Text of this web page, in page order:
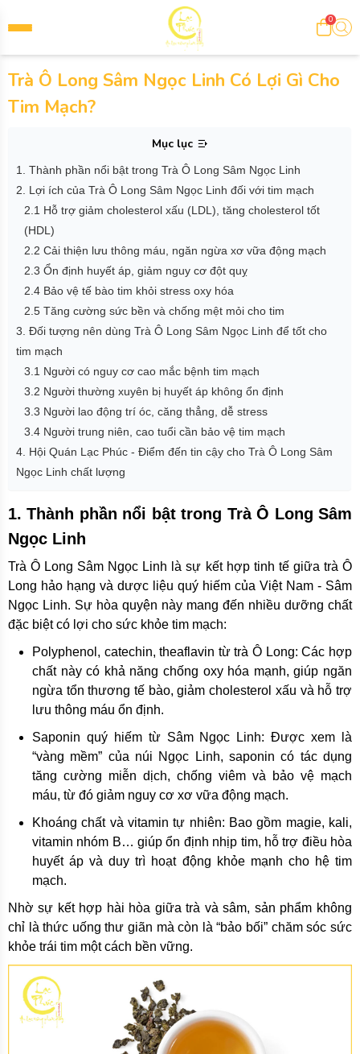
0
Trà Ô Long Sâm Ngọc Linh Có Lợi Gì Cho
Tim Mạch?
Mục lục
1. Thành phần nổi bật trong Trà Ô Long Sâm Ngọc Linh
2. Lợi ích của Trà Ô Long Sâm Ngọc Linh đối với tim mạch
2.1 Hỗ trợ giảm cholesterol xấu (LDL), tăng cholesterol tốt
(HDL)
2.2 Cải thiện lưu thông máu, ngăn ngừa xơ vữa động mạch
2.3 Ổn định huyết áp, giảm nguy cơ đột quỵ
2.4 Bảo vệ tế bào tim khỏi stress oxy hóa
2.5 Tăng cường sức bền và chống mệt mỏi cho tim
3. Đối tượng nên dùng Trà Ô Long Sâm Ngọc Linh để tốt cho
tim mạch
3.1 Người có nguy cơ cao mắc bệnh tim mạch
3.2 Người thường xuyên bị huyết áp không ổn định
3.3 Người lao động trí óc, căng thẳng, dễ stress
3.4 Người trung niên, cao tuổi cần bảo vệ tim mạch
4. Hội Quán Lạc Phúc - Điểm đến tin cậy cho Trà Ô Long Sâm
Ngọc Linh chất lượng
1. Thành phần nổi bật trong Trà Ô Long Sâm
Ngọc Linh
Trà Ô Long Sâm Ngọc Linh là sự kết hợp tinh tế giữa trà Ô
Long hảo hạng và dược liệu quý hiếm của Việt Nam - Sâm
Ngọc Linh. Sự hòa quyện này mang đến nhiều dưỡng chất
đặc biệt có lợi cho sức khỏe tim mạch:
Polyphenol, catechin, theaflavin từ trà Ô Long: Các hợp
chất này có khả năng chống oxy hóa mạnh, giúp ngăn
ngừa tổn thương tế bào, giảm cholesterol xấu và hỗ trợ
lưu thông máu ổn định.
Saponin quý hiếm từ Sâm Ngọc Linh: Được xem là
“vàng mềm” của núi Ngọc Linh, saponin có tác dụng
tăng cường miễn dịch, chống viêm và bảo vệ mạch
máu, từ đó giảm nguy cơ xơ vữa động mạch.
Khoáng chất và vitamin tự nhiên: Bao gồm magie, kali,
vitamin nhóm B… giúp ổn định nhịp tim, hỗ trợ điều hòa
huyết áp và duy trì hoạt động khỏe mạnh cho hệ tim
mạch.
Nhờ sự kết hợp hài hòa giữa trà và sâm, sản phẩm không
chỉ là thức uống thư giãn mà còn là “bảo bối” chăm sóc sức
khỏe trái tim một cách bền vững.